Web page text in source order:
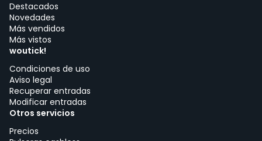
Destacados
Novedades
Más vendidos
Más vistos
woutick!
Condiciones de uso
Aviso legal
Recuperar entradas
Modificar entradas
Otros servicios
Precios